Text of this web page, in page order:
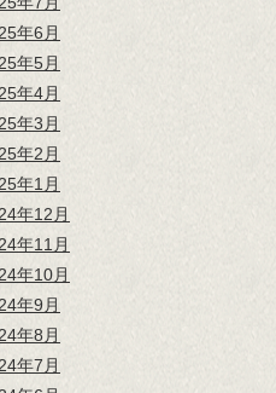
年6月
年5月
年4月
年3月
年2月
年1月
年12月
年11月
年10月
年9月
年8月
年7月